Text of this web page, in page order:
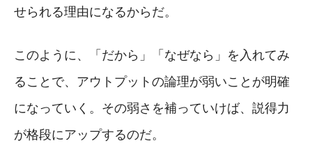
せられる理由になるからだ。
このように、「だから」「なぜなら」を入れてみ
ることで、アウトプットの論理が弱いことが明確
になっていく。その弱さを補っていけば、説得力
が格段にアップするのだ。